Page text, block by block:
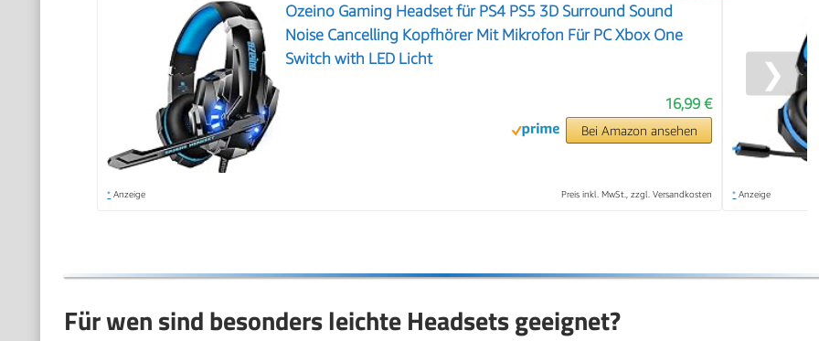
Ozeino Gaming Headset für PS4 PS5 3D Surround Sound
Noise Cancelling Kopfhörer Mit Mikrofon Für PC Xbox One
Switch with LED Licht
16,99 €
Bei Amazon ansehen
* Anzeige Preis inkl. MwSt., zzgl. Versandkosten * Anzeige
❯
Für wen sind besonders leichte Headsets geeignet?